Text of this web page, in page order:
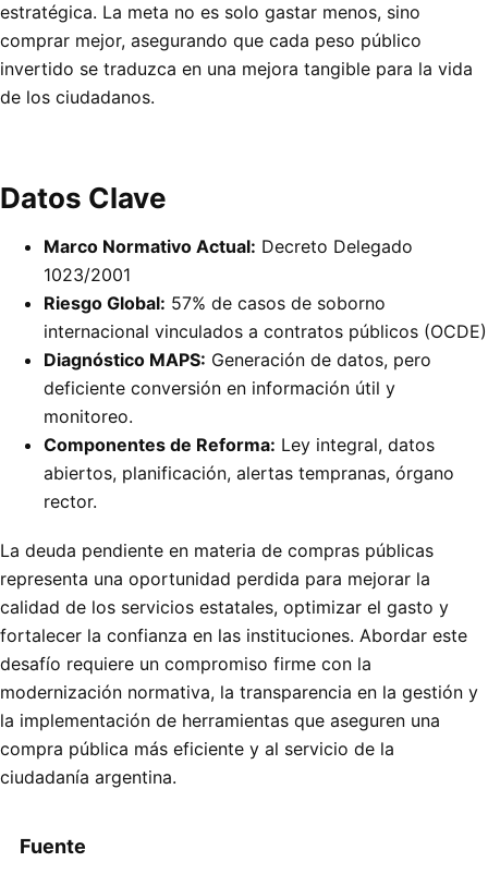
estratégica. La meta no es solo gastar menos, sino
comprar mejor, asegurando que cada peso público
invertido se traduzca en una mejora tangible para la vida
de los ciudadanos.
Datos Clave
Marco Normativo Actual: Decreto Delegado
1023/2001
Riesgo Global: 57% de casos de soborno
internacional vinculados a contratos públicos (OCDE)
Diagnóstico MAPS: Generación de datos, pero
deficiente conversión en información útil y
monitoreo.
Componentes de Reforma: Ley integral, datos
abiertos, planificación, alertas tempranas, órgano
rector.
La deuda pendiente en materia de compras públicas
representa una oportunidad perdida para mejorar la
calidad de los servicios estatales, optimizar el gasto y
fortalecer la confianza en las instituciones. Abordar este
desafío requiere un compromiso firme con la
modernización normativa, la transparencia en la gestión y
la implementación de herramientas que aseguren una
compra pública más eficiente y al servicio de la
ciudadanía argentina.
Fuente